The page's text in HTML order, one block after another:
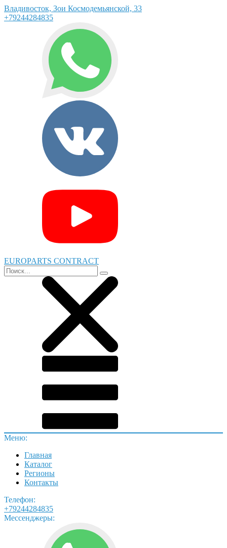
Владивосток, Зои Космодемьянской, 33
+79244284835
EUROPARTS CONTRACT
Меню:
Главная
Каталог
Регионы
Контакты
Телефон:
+79244284835
Мессенджеры: